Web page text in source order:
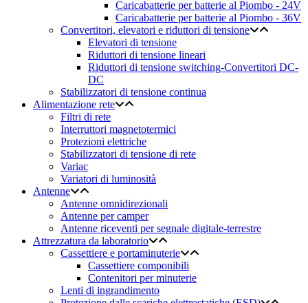
Caricabatterie per batterie al Piombo - 24V
Caricabatterie per batterie al Piombo - 36V
Convertitori, elevatori e riduttori di tensione
Elevatori di tensione
Riduttori di tensione lineari
Riduttori di tensione switching-Convertitori DC-
DC
Stabilizzatori di tensione continua
Alimentazione rete
Filtri di rete
Interruttori magnetotermici
Protezioni elettriche
Stabilizzatori di tensione di rete
Variac
Variatori di luminosità
Antenne
Antenne omnidirezionali
Antenne per camper
Antenne riceventi per segnale digitale-terrestre
Attrezzatura da laboratorio
Cassettiere e portaminuterie
Cassettiere componibili
Contenitori per minuterie
Lenti di ingrandimento